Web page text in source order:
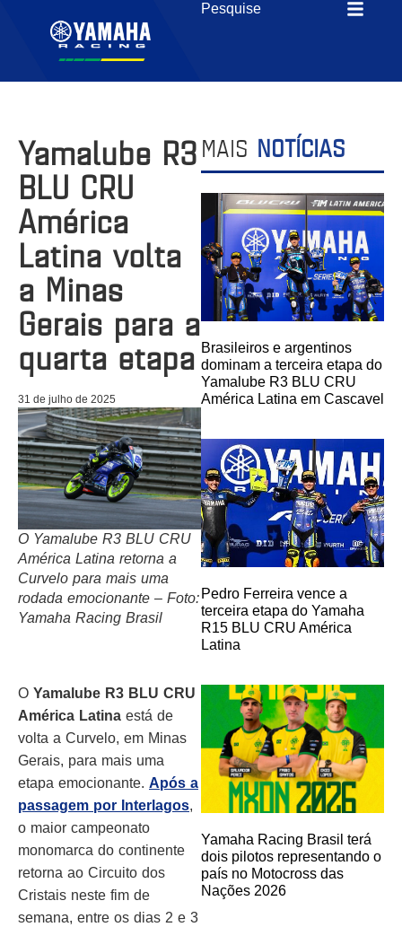
Yamalube R3
BLU CRU
América
Latina volta
a Minas
Gerais para a
quarta etapa
31 de julho de 2025
O Yamalube R3 BLU CRU
América Latina retorna a
Curvelo para mais uma
rodada emocionante – Foto:
Yamaha Racing Brasil
O Yamalube R3 BLU CRU
América Latina está de
volta a Curvelo, em Minas
Gerais, para mais uma
etapa emocionante. Após a
passagem por Interlagos,
o maior campeonato
monomarca do continente
retorna ao Circuito dos
Cristais neste fim de
semana, entre os dias 2 e 3
MAIS NOTÍCIAS
Brasileiros e argentinos
dominam a terceira etapa do
Yamalube R3 BLU CRU
América Latina em Cascavel
Pedro Ferreira vence a
terceira etapa do Yamaha
R15 BLU CRU América
Latina
Yamaha Racing Brasil terá
dois pilotos representando o
país no Motocross das
Nações 2026